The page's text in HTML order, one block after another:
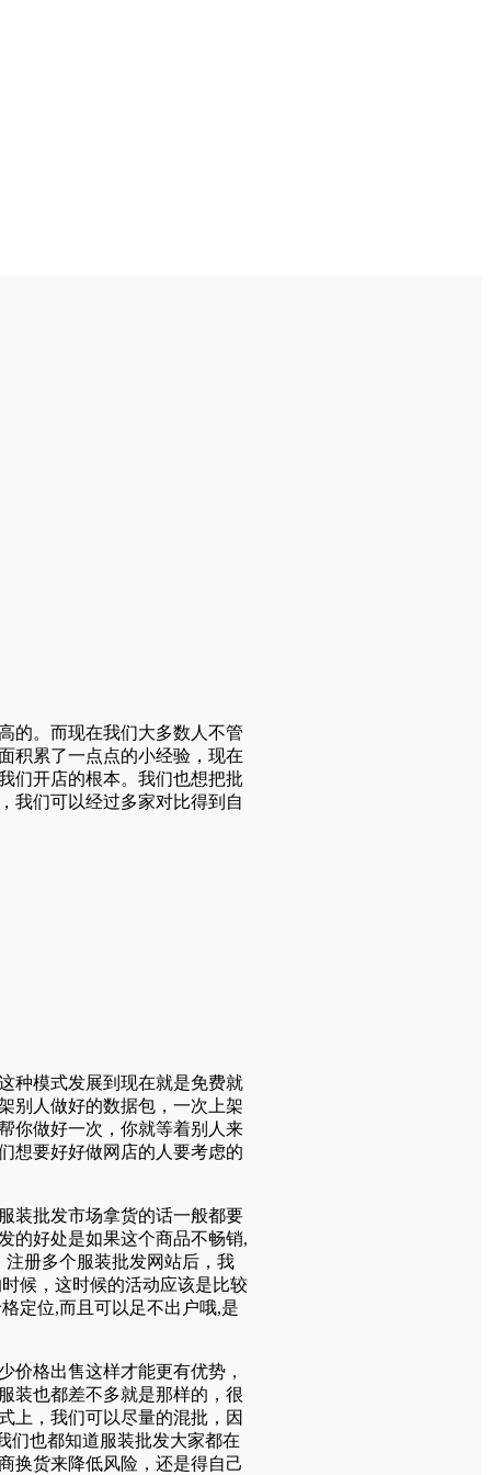
的。而现在我们大多数人不管
积累了一点点的小经验，现在
们开店的根本。我们也想把批
我们可以经过多家对比得到自
种模式发展到现在就是免费就
别人做好的数据包，一次上架
你做好一次，你就等着别人来
想要好好做网店的人要考虑的
装批发市场拿货的话一般都要
的好处是如果这个商品不畅销,
册多个服装批发网站后，我
候，这时候的活动应该是比较
定位,而且可以足不出户哦,是
价格出售这样才能更有优势，
装也都差不多就是那样的，很
上，我们可以尽量的混批，因
们也都知道服装批发大家都在
换货来降低风险，还是得自己